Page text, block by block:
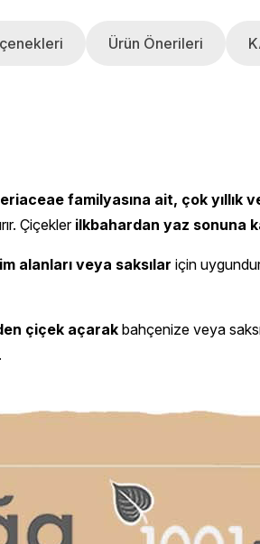
Ürün Önerileri
familyasına ait, çok yıllık
Çiçekler ilkbahardan yaz sonuna
alanları veya saksılar için
çiçek açarakbahçenize veya